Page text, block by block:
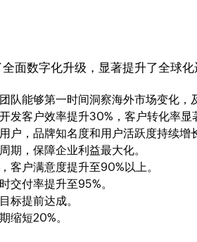
面数字化升级，显著提升了全球化
队能够第一时间洞察海外市场变化，
发客户效率提升30%，客户转化率显
户，品牌知名度和用户活跃度持续增
期，保障企业利益最大化。
客户满意度提升至90%以上。
交付率提升至95%。
标提前达成。
缩短20%。